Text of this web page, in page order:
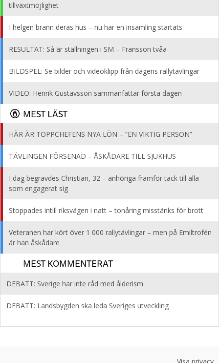
tillväxtmöjlighet
I helgen brann deras hus – nu har en insamling startats
RESULTAT: Så är ställningen i SM – Fransson tvåa
BILDSPEL: Se bilder och videoklipp från dagens rallytävlingar
VIDEO: Henrik Gustavsson sammanfattar första dagen
MEST LÄST
HÄR ÄR TOPPCHEFENS NYA LÖN – ”EN VIKTIG PERSON”
TÄVLINGEN FÖRSENAD – ÅSKÅDARE TILL SJUKHUS
I dag begravdes Christian, 32 – anhöriga framför tack till alla
som engagerat sig
Stoppades intill riksvägen i natt – tonåring misstänks för brott
Veteranen har kört över 1 000 rallytävlingar – men på Emiltrofén
är han åskådare
MEST KOMMENTERAT
DEBATT: Sverige har inte råd med ålderism
DEBATT: Landsbygden ska leda Sveriges utveckling